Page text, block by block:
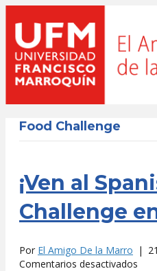
Food Challenge
¡Ven al
Challenge
Por El Amigo De la Marro |
Comentarios desactivados